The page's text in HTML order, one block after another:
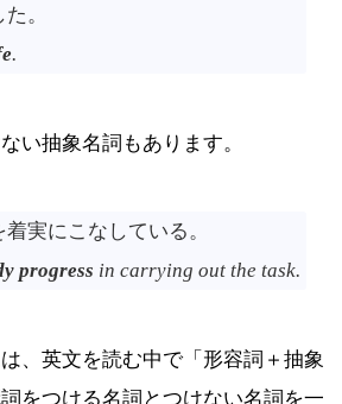
。
.
い抽象名詞もあります。
実にこなしている。
progress in carrying out the task.
、英文を読む中で「形容詞＋抽象
をつける名詞とつけない名詞を一